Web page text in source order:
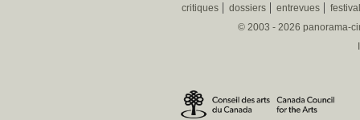
critiques dossiers entrevues
© 2003 - 2026 panorama-